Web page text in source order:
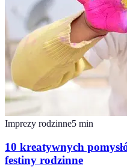
Imprezy rodzinne5 min
10 kreatywnych
festiny rodzinne